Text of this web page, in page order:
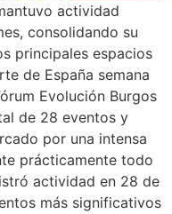
actividad
consolidando su
principales espacios
de España semana
Evolución Burgos
de 28 eventos y
por una intensa
prácticamente todo
actividad en 28 de
más significativos